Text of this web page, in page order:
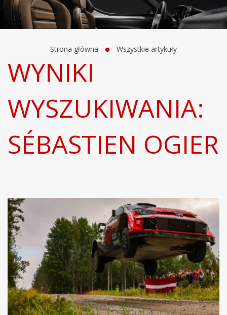
Strona główna Wszystkie artykuły
WYNIKI
WYSZUKIWANIA:
SÉBASTIEN OGIER